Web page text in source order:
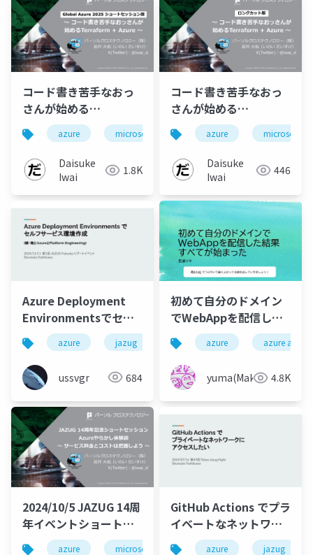
コード書き苦手なおっ
さんが始める
Terraform +
Azure【Global
Azure2025版】
azure microsoft jazug terraform
Daisuke
Iwai
1.8K
コード書き苦手なおっ
さんが始める
Terraform +
Azure【ロングカット
版】
azure microsoft
Daisuke
Iwai
446
Azure Deployment
Environmentsでセル
フサービス環境作成
azure jazug
ussvgr 684
初めて自分のドメイン
でWebAppを配信した
結果すべてが始まった
azure azure app
yuma(Maki) 4.8K
2024/10/5 JAZUG 14周
年イベントショートセ
ッションazure microsoft jazug
GitHub Actions でプラ
イベートなネットワー
クにアクセスしたい
azure jazug